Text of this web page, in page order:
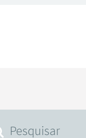
Pesquisar